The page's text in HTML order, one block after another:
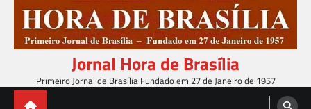
content
Jornal Hora de Brasília
Primeiro Jornal de Brasília Fundado em 27 de Janeiro de 1957